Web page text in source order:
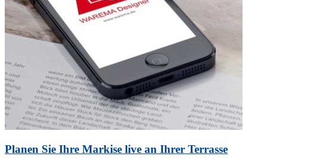
Planen Sie Ihre Markise live an Ihrer Terrasse